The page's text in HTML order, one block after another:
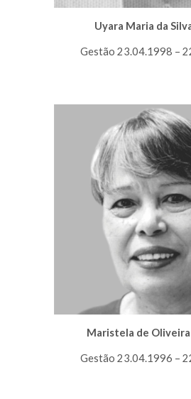
Uyara Maria da
Gestão 23.04.1998 –
Maristela de Oliveira
Gestão 23.04.1996 –